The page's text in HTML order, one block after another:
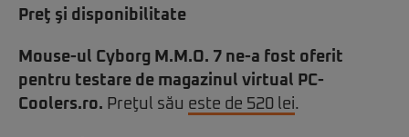
Preţ şi disponibilitate
Mouse-ul Cyborg M.M.O. 7 ne-a fost oferit
pentru testare de magazinul virtual PC-
Coolers.ro. Preţul său este de 520 lei.